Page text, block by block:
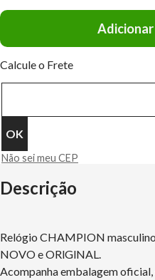
Calcule o Frete
Não sei meu CEP
Descrição
Relógio CHAMPION
NOVO e ORlGlNAL.
Acompanha embalagem